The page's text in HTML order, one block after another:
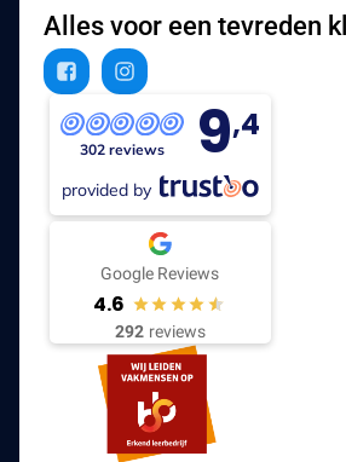
Alles voor een tevreden
302 reviews 9,4
provided by
Google Reviews
4.6
292 reviews